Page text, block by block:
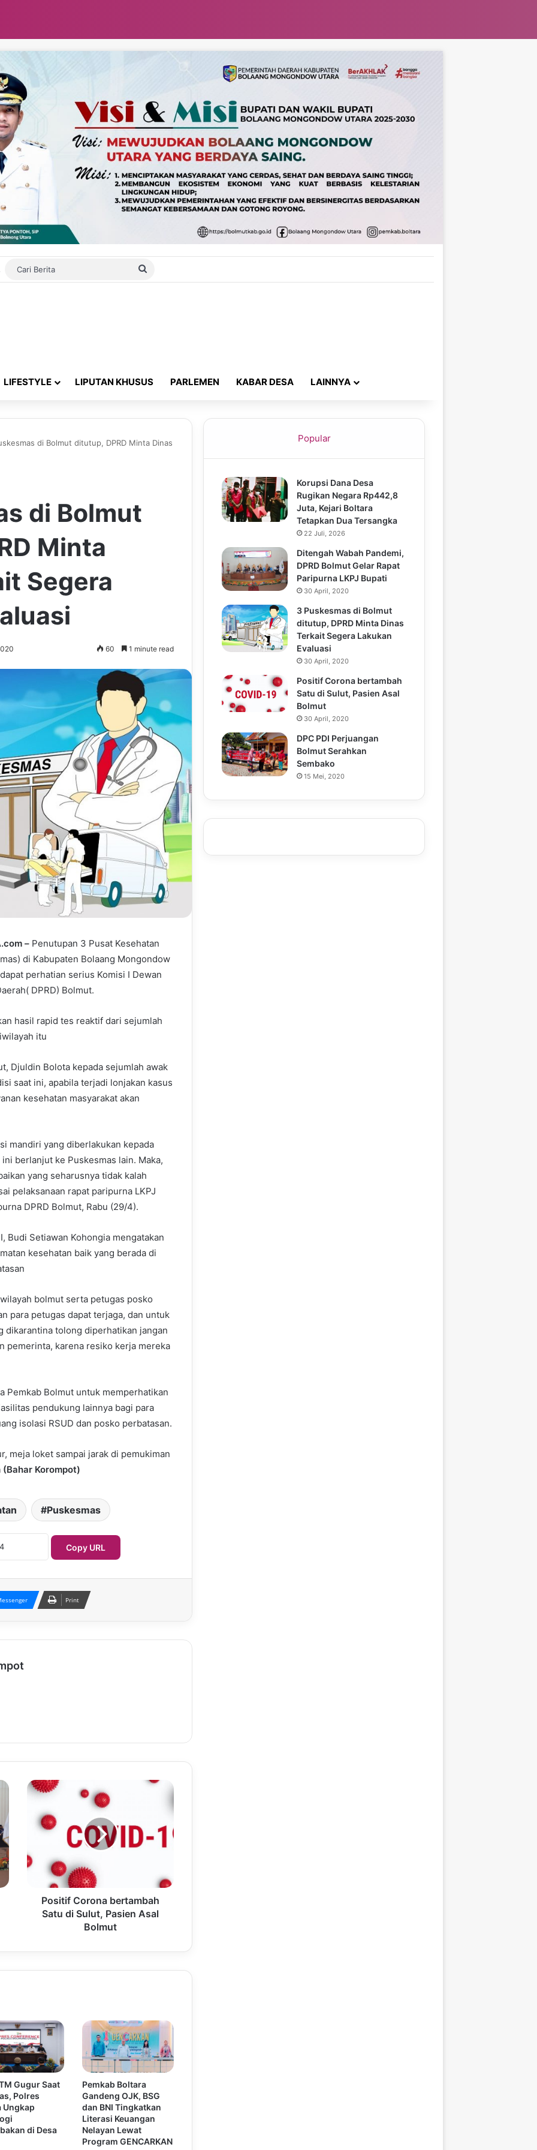
Switch skin
LIFESTYLE LIPUTAN KHUSUS PARLEMEN KABAR DESA LAINNYA
di Bolmut ditutup, DPRD Minta Dinas
di Bolmut
Minta
Segera
60 1 minute read
– Penutupan 3 Pusat Kesehatan
di Kabupaten Bolaang Mongondow
perhatian serius Komisi I Dewan
DPRD) Bolmut.
hasil rapid tes reaktif dari sejumlah
itu
Djuldin Bolota kepada sejumlah awak
saat ini, apabila terjadi lonjakan kasus
kesehatan masyarakat akan
mandiri yang diberlakukan kepada
berlanjut ke Puskesmas lain. Maka,
yang seharusnya tidak kalah
pelaksanaan rapat paripurna LKPJ
DPRD Bolmut, Rabu (29/4).
Budi Setiawan Kohongia mengatakan
kesehatan baik yang berada di
bolmut serta petugas posko
para petugas dapat terjaga, dan untuk
dikarantina tolong diperhatikan jangan
pemerinta, karena resiko kerja mereka
Pemkab Bolmut untuk memperhatikan
pendukung lainnya bagi para
isolasi RSUD dan posko perbatasan.
meja loket sampai jarak di pemukiman
(Bahar Korompot)
Puskesmas
Copy URL
Print
Positif Corona bertambah
Satu di Sulut, Pasien Asal
Bolmut
Gugur Saat
Polres
Ungkap
di Desa
Pemkab Boltara
Gandeng OJK, BSG
dan BNI Tingkatkan
Literasi Keuangan
Nelayan Lewat
Program GENCARKAN
Popular
Korupsi Dana Desa
Rugikan Negara Rp442,8
Juta, Kejari Boltara
Tetapkan Dua Tersangka
22 Juli, 2026
Ditengah Wabah Pandemi,
DPRD Bolmut Gelar Rapat
Paripurna LKPJ Bupati
30 April, 2020
3 Puskesmas di Bolmut
ditutup, DPRD Minta Dinas
Terkait Segera Lakukan
Evaluasi
30 April, 2020
Positif Corona bertambah
Satu di Sulut, Pasien Asal
Bolmut
30 April, 2020
DPC PDI Perjuangan
Bolmut Serahkan
Sembako
15 Mei, 2020